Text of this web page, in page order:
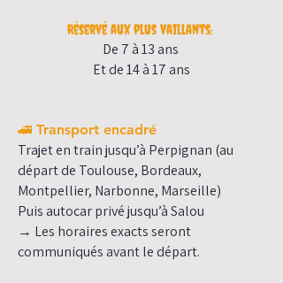
Réservé aux plus vaillants:
De 7 à 13 ans
Et de 14 à 17 ans
🚄 Transport encadré
Trajet en train jusqu’à Perpignan (au
départ de Toulouse, Bordeaux,
Montpellier, Narbonne, Marseille)
Puis autocar privé jusqu’à Salou
→ Les horaires exacts seront
communiqués avant le départ.